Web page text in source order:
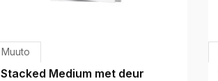
Muuto
Stacked Medium met deur